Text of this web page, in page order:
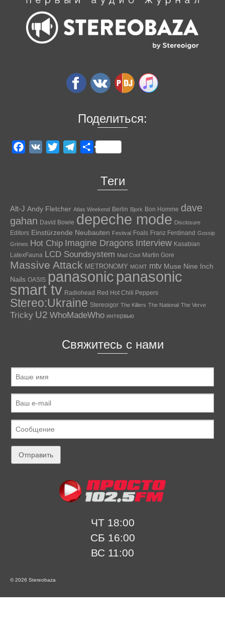
Поделиться:
Facebook
VK Twitter TelegramОтправить
Теги
Alt-J Andy Fletcher Atlas Weekend Berlin Bjork Bon Homme dave
gahan David Bowie depeche mode Disclosure
Editors Einstürzende Neubauten Festival Foals Franz Ferdinand Gossip
Grimes Hot Chip Imagine Dragons Interview Kasabian
LatexFauna LCD Soundsystem Mad Cool Martin Gore
Massive Attack METRONOMY MGMT mtv Muse Nine Inch
Nails OASIS panasonic panasonic
smart tv Radiohead Red Hot Chili Peppers
Stereo:Ukraine Stereoigor The Killers The National The Verve
Tricky U2 WhoMadeWho интервью
Свяжитесь с нами
ЧТ 18:00
СБ 16:00
ВС 11:00
© 2026 Stereobaza